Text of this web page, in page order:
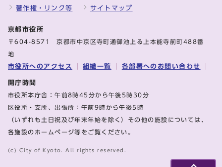
著作権・リンク等 サイトマップ
京都市役所
〒604-8571 京都市中京区寺町通御池上る上本能寺前町488番
地
市役所へのアクセス 組織一覧 各部署へのお問い合わせ
開庁時間
市役所本庁舎：午前8時45分から午後5時30分
区役所・支所、出張所：午前9時から午後5時
（いずれも土日祝及び年末年始を除く）その他の施設については、
各施設のホームページ等をご覧ください。
(c) City of Kyoto. All rights reserved.